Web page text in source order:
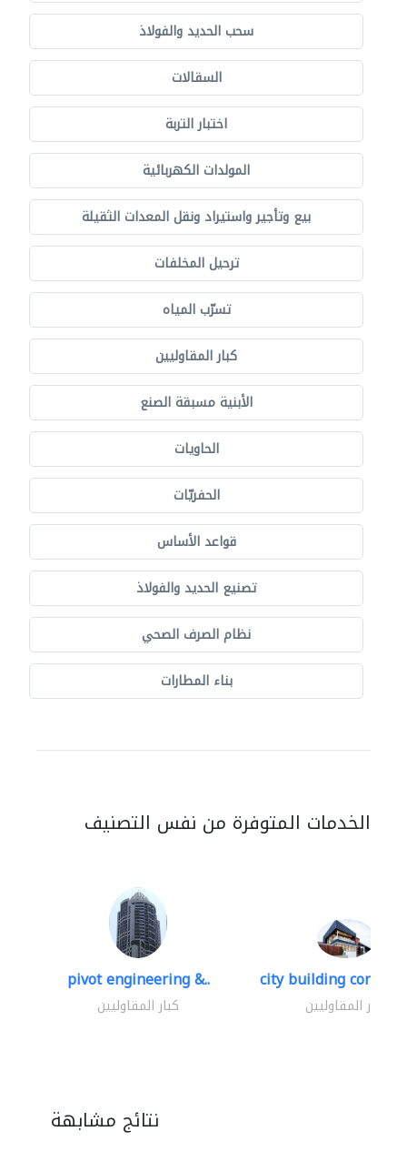
سحب الحديد والفولاذ
السقالات
اختبار التربة
المولدات الكهربائية
بيع وتأجير واستيراد ونقل المعدات الثقيلة
ترحيل المخلفات
تسرّب المياه
كبار المقاوليين
الأبنية مسبقة الصنع
الحاويات
الحفريّات
قواعد الأساس
تصنيع الحديد والفولاذ
نظام الصرف الصحي
بناء المطارات
الخدمات المتوفرة من نفس التصنيف
pivot engineering &..
كبار المقاوليين
city building
كبار المقاوليين
نتائج مشابهة